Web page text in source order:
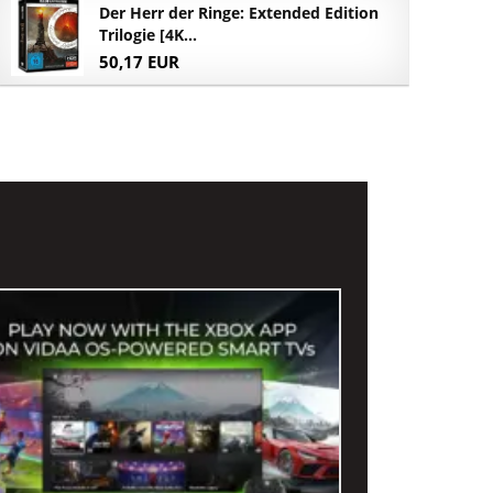
Der Herr der Ringe: Extended Edition
Trilogie [4K...
50,17 EUR